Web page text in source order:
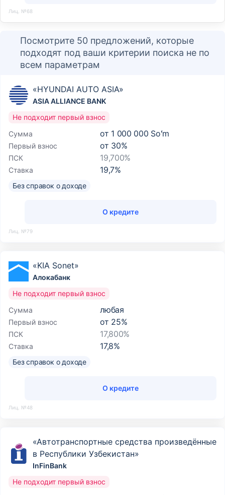
Лиц. №68
Посмотрите 50 предложений, которые
подходят под ваши критерии поиска не по
всем параметрам
«HYUNDAI AUTO ASIA»
ASIA ALLIANCE BANK
Сумма от 1 000 000 Soʻm
Первый взнос от 30%
ПСК 19,700%
Ставка 19,7%
Не подходит первый взнос
Без справок о доходе
О кредите
Лиц. №79
«KIA Sonet»
Алокабанк
Сумма любая
Первый взнос от 25%
ПСК 17,800%
Ставка 17,8%
Не подходит первый взнос
Без справок о доходе
О кредите
Лиц. №48
«Автотранспортные средства произведённые
в Республики Узбекистан»
InFinBank
Не подходит первый взнос